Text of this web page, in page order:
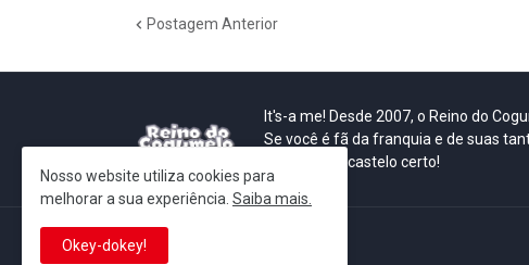
Postagem Anterior
It's-a me! Desde 2007, o Reino do
Se você é fã da franquia e de suas
que está no castelo certo!
This is cinema!
Nosso website utiliza cookies para
melhorar a sua experiência. Saiba mais.
Okey-dokey!